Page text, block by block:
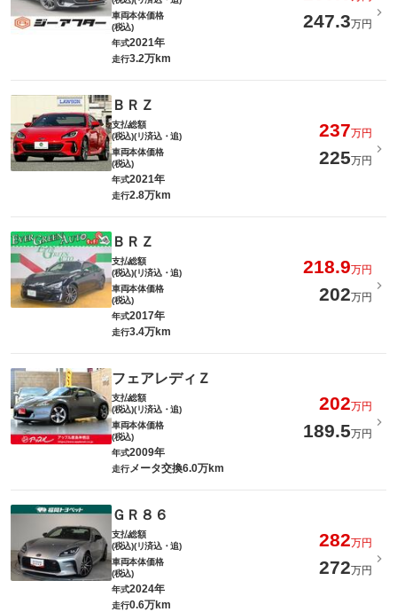
車両本体価格
(税込)
247.3万円
年式2021年
走行3.2万km
ＢＲＺ
支払総額
(税込)(リ済込・追)
237万円
車両本体価格
(税込)
225万円
年式2021年
走行2.8万km
ＢＲＺ
支払総額
(税込)(リ済込・追)
218.9万円
車両本体価格
(税込)
202万円
年式2017年
走行3.4万km
フェアレディＺ
支払総額
(税込)(リ済込・追)
202万円
車両本体価格
(税込)
189.5万円
年式2009年
走行メータ交換6.0万km
ＧＲ８６
支払総額
(税込)(リ済込・追)
282万円
車両本体価格
(税込)
272万円
年式2024年
走行0.6万km